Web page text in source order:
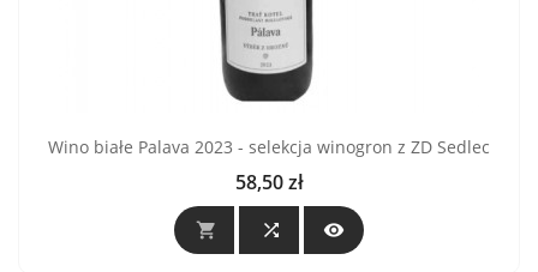
Wino białe Palava 2023 - selekcja winogron z ZD Sedlec
Cena
58,50 zł
  